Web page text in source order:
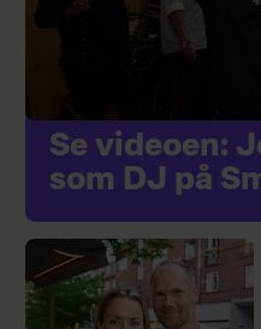
Se videoen:
som DJ på